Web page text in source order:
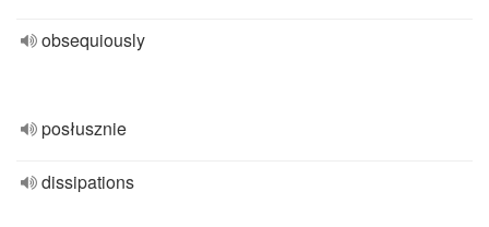
obsequiously
posłusznie
dissipations